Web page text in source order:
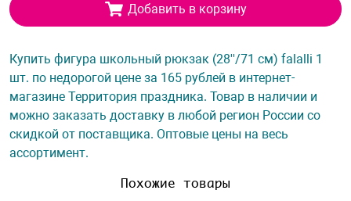
Добавить в корзину
Купить фигура школьный рюкзак (28''/71 см) falalli 1
шт. по недорогой цене за 165 рублей в интернет-
магазине Территория праздника. Товар в наличии и
можно заказать доставку в любой регион России со
скидкой от поставщика. Оптовые цены на весь
ассортимент.
Похожие товары